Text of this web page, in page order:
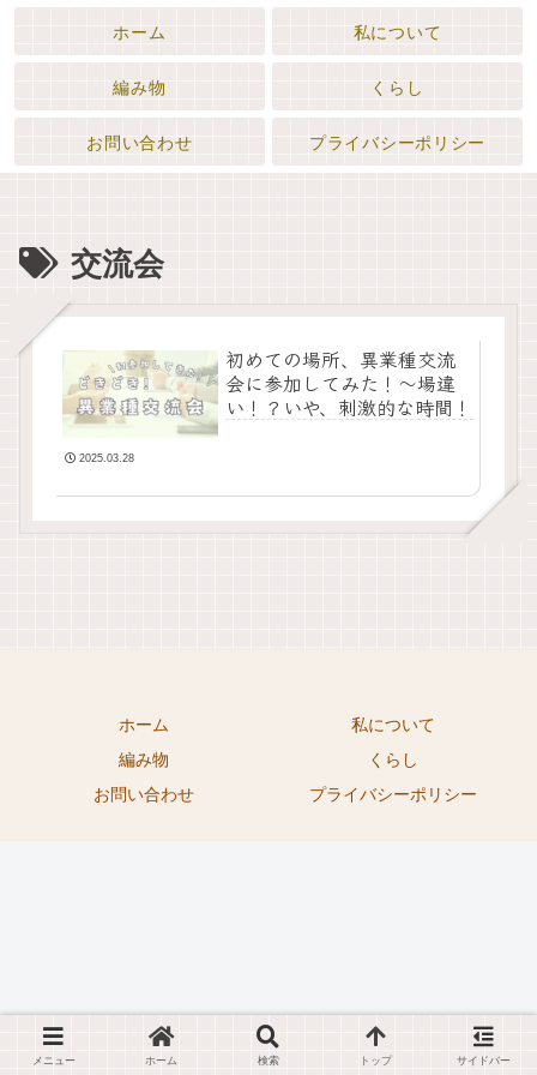
ホーム 私について
編み物 くらし
お問い合わせ プライバシーポリシー
交流会
初めての場所、異業種交流
会に参加してみた！〜場違
い！？いや、刺激的な時間！
2025.03.28
ホーム
私について
編み物
くらし
お問い合わせ
プライバシーポリシー
メニュー ホーム 検索 トップ サイドバー